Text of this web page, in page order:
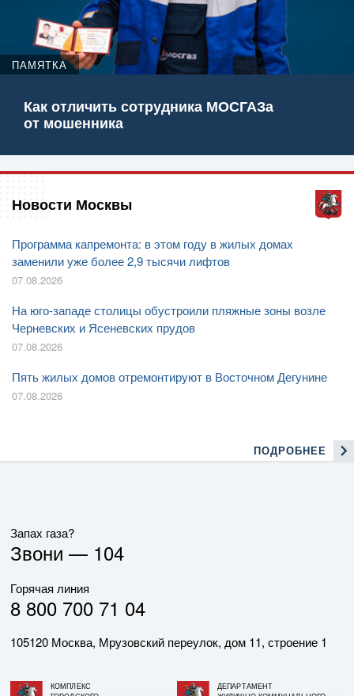
ПАМЯТКА
Как отличить сотрудника МОСГАЗа
от мошенника
Новости Москвы
Программа капремонта: в этом году в жилых домах
заменили уже более 2,9 тысячи лифтов
07.08.2026
На юго-западе столицы обустроили пляжные зоны возле
Черневских и Ясеневских прудов
07.08.2026
Пять жилых домов отремонтируют в Восточном Дегунине
07.08.2026
ПОДРОБНЕЕ
Запах газа?
Звони — 104
Горячая линия
8 800 700 71 04
105120 Москва, Мрузовский переулок, дом 11, строение 1
КОМПЛЕКС
ДЕПАРТАМЕНТ